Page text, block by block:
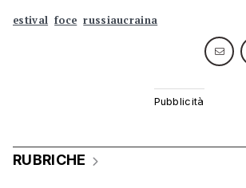
estival foce russiaucraina
RUBRICHE